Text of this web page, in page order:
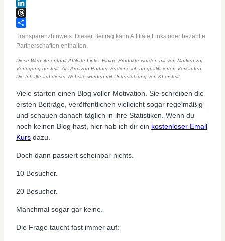
X
LinkedIn
Threads
Teilen
Transparenzhinweis. Dieser Beitrag kann Affiliate Links oder bezahlte
Partnerschaften enthalten.
Diese Website enthält Affiliate-Links. Einige Produkte wurden mir von Marken zur
Verfügung gestellt. Als Amazon-Partner verdiene ich an qualifizierten Verkäufen.
Die Inhalte auf dieser Website wurden mit Unterstützung von KI erstellt.
Viele starten einen Blog voller Motivation. Sie schreiben die
ersten Beiträge, veröffentlichen vielleicht sogar regelmäßig
und schauen danach täglich in ihre Statistiken. Wenn du
noch keinen Blog hast, hier hab ich dir ein kostenloser Email
Kurs dazu.
Doch dann passiert scheinbar nichts.
10 Besucher.
20 Besucher.
Manchmal sogar gar keine.
Die Frage taucht fast immer auf: